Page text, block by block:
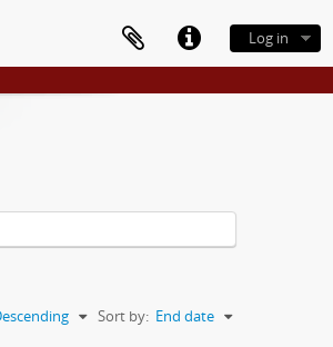
Log in
Sort by: End date